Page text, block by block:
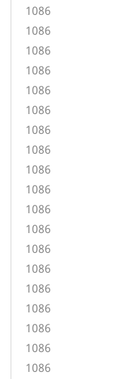
1086
1086
1086
1086
1086
1086
1086
1086
1086
1086
1086
1086
1086
1086
1086
1086
1086
1086
1086